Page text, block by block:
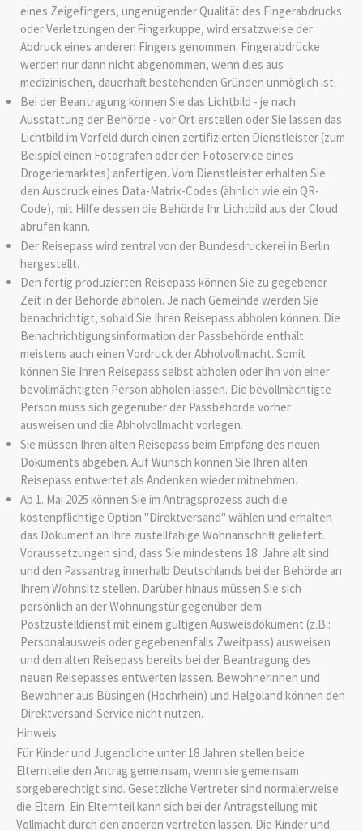
eines Zeigefingers, ungenügender Qualität des Fingerabdrucks
oder Verletzungen der Fingerkuppe, wird ersatzweise der
Abdruck eines anderen Fingers genommen. Fingerabdrücke
werden nur dann nicht abgenommen, wenn dies aus
medizinischen, dauerhaft bestehenden Gründen unmöglich ist.
Bei der Beantragung können Sie das Lichtbild - je nach
Ausstattung der Behörde - vor Ort erstellen oder Sie lassen das
Lichtbild im Vorfeld durch einen zertifizierten Dienstleister (zum
Beispiel einen Fotografen oder den Fotoservice eines
Drogeriemarktes) anfertigen. Vom Dienstleister erhalten Sie
den Ausdruck eines Data-Matrix-Codes (ähnlich wie ein QR-
Code), mit Hilfe dessen die Behörde Ihr Lichtbild aus der Cloud
abrufen kann.
Der Reisepass wird zentral von der Bundesdruckerei in Berlin
hergestellt.
Den fertig produzierten Reisepass können Sie zu gegebener
Zeit in der Behörde abholen. Je nach Gemeinde werden Sie
benachrichtigt, sobald Sie Ihren Reisepass abholen können. Die
Benachrichtigungsinformation der Passbehörde enthält
meistens auch einen Vordruck der Abholvollmacht. Somit
können Sie Ihren Reisepass selbst abholen oder ihn von einer
bevollmächtigten Person abholen lassen. Die bevollmächtigte
Person muss sich gegenüber der Passbehörde vorher
ausweisen und die Abholvollmacht vorlegen.
Sie müssen Ihren alten Reisepass beim Empfang des neuen
Dokuments abgeben. Auf Wunsch können Sie Ihren alten
Reisepass entwertet als Andenken wieder mitnehmen.
Ab 1. Mai 2025 können Sie im Antragsprozess auch die
kostenpflichtige Option "Direktversand" wählen und erhalten
das Dokument an Ihre zustellfähige Wohnanschrift geliefert.
Voraussetzungen sind, dass Sie mindestens 18. Jahre alt sind
und den Passantrag innerhalb Deutschlands bei der Behörde an
Ihrem Wohnsitz stellen. Darüber hinaus müssen Sie sich
persönlich an der Wohnungstür gegenüber dem
Postzustelldienst mit einem gültigen Ausweisdokument (z.B.:
Personalausweis oder gegebenenfalls Zweitpass) ausweisen
und den alten Reisepass bereits bei der Beantragung des
neuen Reisepasses entwerten lassen. Bewohnerinnen und
Bewohner aus Büsingen (Hochrhein) und Helgoland können den
Direktversand-Service nicht nutzen.
Hinweis:
Für Kinder und Jugendliche unter 18 Jahren stellen beide
Elternteile den Antrag gemeinsam, wenn sie gemeinsam
sorgeberechtigt sind. Gesetzliche Vertreter sind normalerweise
die Eltern. Ein Elternteil kann sich bei der Antragstellung mit
Vollmacht durch den anderen vertreten lassen. Die Kinder und